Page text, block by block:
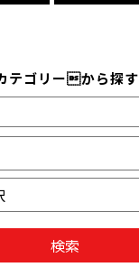
テゴリーから探す